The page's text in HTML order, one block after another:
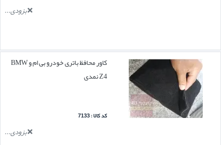
بزودی...
کاور محافظ باتری خودرو بی ام و BMW
Z4 نمدی
کد کالا : 7133
بزودی...